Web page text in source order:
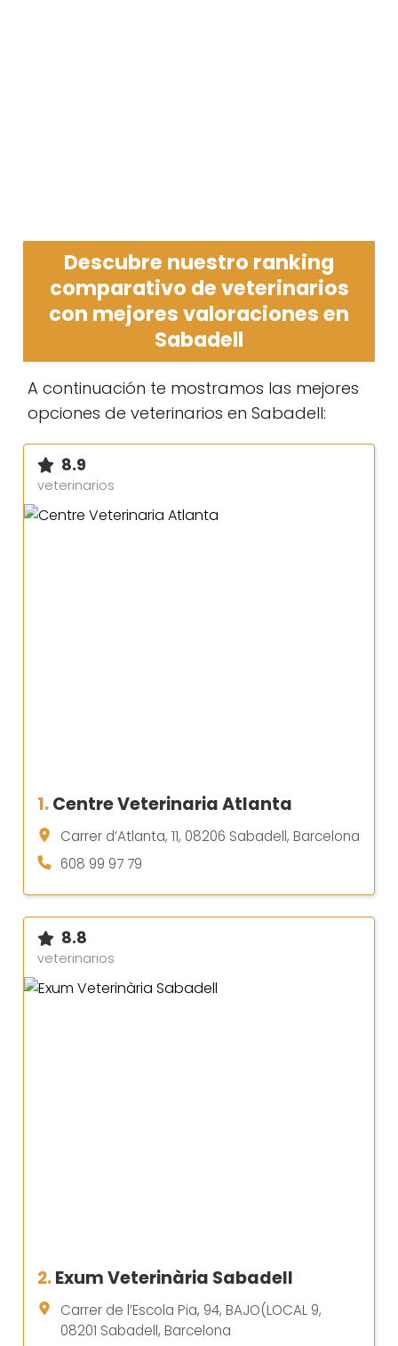
Descubre nuestro ranking
comparativo de veterinarios
con mejores valoraciones en
Sabadell
A continuación te mostramos las mejores
opciones de veterinarios en Sabadell:
8.9
veterinarios
1.Centre Veterinaria Atlanta
Carrer d’Atlanta, 11, 08206 Sabadell, Barcelona
608 99 97 79
8.8
veterinarios
2.Exum Veterinària Sabadell
Carrer de l’Escola Pia, 94, BAJO(LOCAL 9,
08201 Sabadell, Barcelona